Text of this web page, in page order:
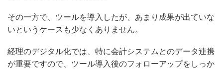
その一方で、ツールを導入したが、あまり成果が出ていな
いというケースも少なくありません。
経理のデジタル化では、特に会計システムとのデータ連携
が重要ですので、ツール導入後のフォローアップをしっか